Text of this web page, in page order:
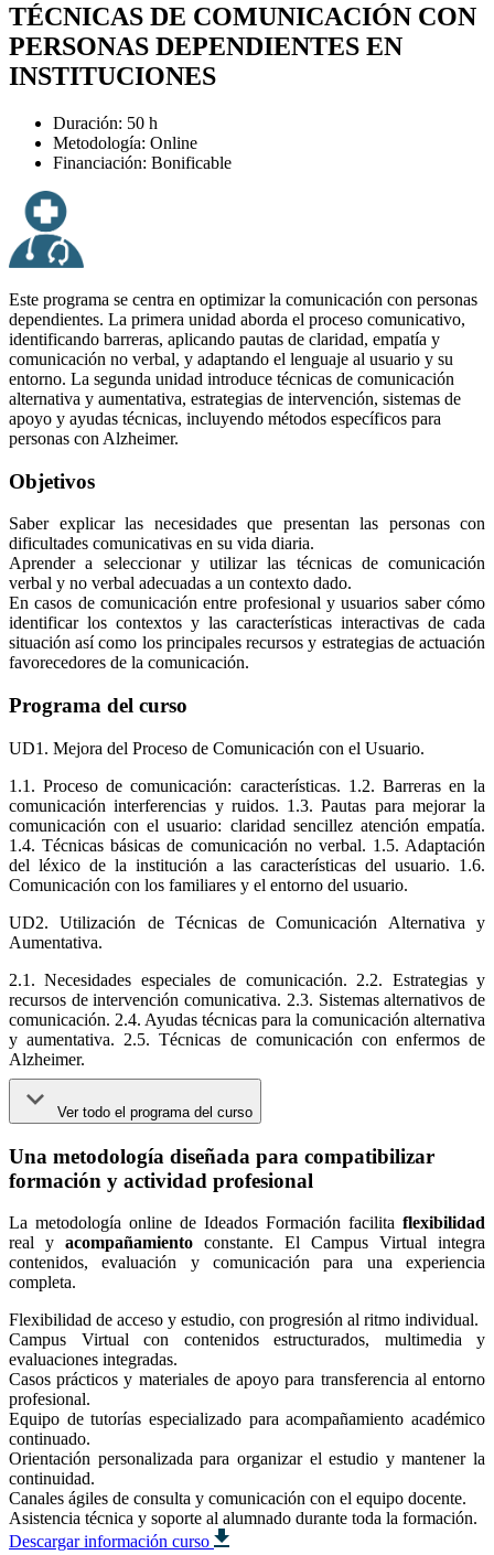
TÉCNICAS DE COMUNICACIÓN CON
PERSONAS DEPENDIENTES EN
INSTITUCIONES
Duración: 50 h
Metodología: Online
Financiación: Bonificable
Este programa se centra en optimizar la comunicación con personas
dependientes. La primera unidad aborda el proceso comunicativo,
identificando barreras, aplicando pautas de claridad, empatía y
comunicación no verbal, y adaptando el lenguaje al usuario y su
entorno. La segunda unidad introduce técnicas de comunicación
alternativa y aumentativa, estrategias de intervención, sistemas de
apoyo y ayudas técnicas, incluyendo métodos específicos para
personas con Alzheimer.
Objetivos
Saber explicar las necesidades que presentan las personas con
dificultades comunicativas en su vida diaria.
Aprender a seleccionar y utilizar las técnicas de comunicación
verbal y no verbal adecuadas a un contexto dado.
En casos de comunicación entre profesional y usuarios saber cómo
identificar los contextos y las características interactivas de cada
situación así como los principales recursos y estrategias de actuación
favorecedores de la comunicación.
Programa del curso
UD1. Mejora del Proceso de Comunicación con el Usuario.
1.1. Proceso de comunicación: características. 1.2. Barreras en la
comunicación interferencias y ruidos. 1.3. Pautas para mejorar la
comunicación con el usuario: claridad sencillez atención empatía.
1.4. Técnicas básicas de comunicación no verbal. 1.5. Adaptación
del léxico de la institución a las características del usuario. 1.6.
Comunicación con los familiares y el entorno del usuario.
UD2. Utilización de Técnicas de Comunicación Alternativa y
Aumentativa.
2.1. Necesidades especiales de comunicación. 2.2. Estrategias y
recursos de intervención comunicativa. 2.3. Sistemas alternativos de
comunicación. 2.4. Ayudas técnicas para la comunicación alternativa
y aumentativa. 2.5. Técnicas de comunicación con enfermos de
Alzheimer.
Ver todo el programa del curso
Una metodología diseñada para compatibilizar
formación y actividad profesional
La metodología online de Ideados Formación facilita flexibilidad
real y acompañamiento constante. El Campus Virtual integra
contenidos, evaluación y comunicación para una experiencia
completa.
Flexibilidad de acceso y estudio, con progresión al ritmo individual.
Campus Virtual con contenidos estructurados, multimedia y
evaluaciones integradas.
Casos prácticos y materiales de apoyo para transferencia al entorno
profesional.
Equipo de tutorías especializado para acompañamiento académico
continuado.
Orientación personalizada para organizar el estudio y mantener la
continuidad.
Canales ágiles de consulta y comunicación con el equipo docente.
Asistencia técnica y soporte al alumnado durante toda la formación.
Descargar información curso